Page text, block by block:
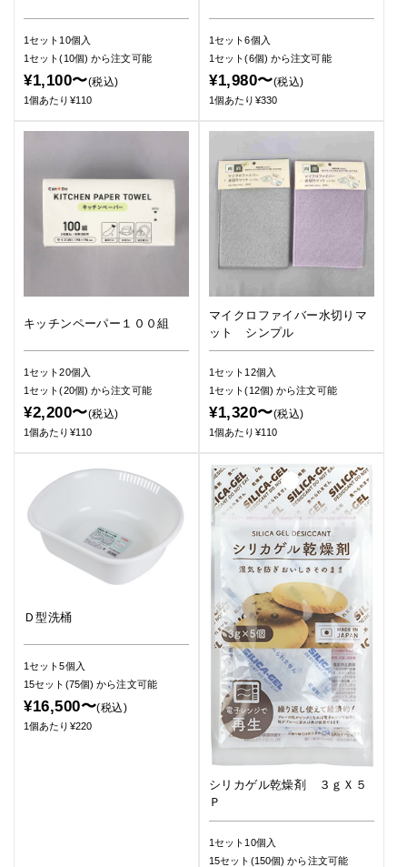
1セット10個入
1セット(10個)から注文可能
¥1,100〜(税込)
1個あたり¥110
1セット6個入
1セット(6個) から注文可能
¥1,980〜(税込)
1個あたり¥330
キッチンペーパー１００組
1セット20個入
1セット(20個)から注文可能
¥2,200〜(税込)
1個あたり¥110
マイクロファイバー水切りマ
ット シンプル
1セット12個入
1セット(12個)から注文可能
¥1,320〜(税込)
1個あたり¥110
Ｄ型洗桶
1セット5個入
15セット(75個)から注文可能
¥16,500〜(税込)
1個あたり¥220
シリカゲル乾燥剤 ３ｇＸ５
Ｐ
1セット10個入
15セット(150個)から注文可能